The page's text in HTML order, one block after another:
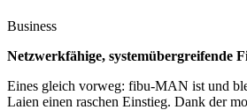
Business
Netzwerkfähige, systemübergreifende
Eines gleich vorweg: fibu-MAN ist und
Laien einen raschen Einstieg. Dank der